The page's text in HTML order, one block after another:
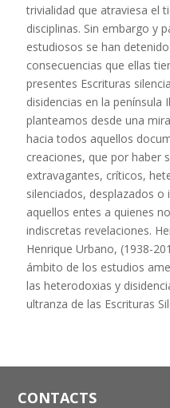
trivialidad que atraviesa el
disciplinas. Sin embargo y
estudiosos se han
consecuencias que ellas
presentes Escrituras
disidencias en la península
planteamos desde una
hacia todos aquellos
creaciones, que por haber
extravagantes, críticos,
silenciados, desplazados
aquellos entes a quienes
indiscretas revelaciones.
Henrique Urbano, (1938-
ámbito de los estudios
las heterodoxias y
ultranza de las Escrituras
CONTACTS